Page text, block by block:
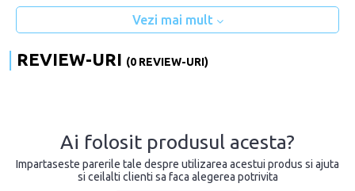
Vezi mai mult
REVIEW-URI (0 REVIEW-URI)
Ai folosit produsul acesta?
Impartaseste parerile tale despre utilizarea acestui produs si ajuta
si ceilalti clienti sa faca alegerea potrivita